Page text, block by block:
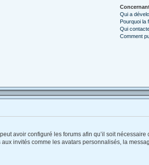
Qui a
Pourquoi la
Qui
Comment
avoir configuré les forums afin qu’il soit
invités comme les avatars personnalisés, la